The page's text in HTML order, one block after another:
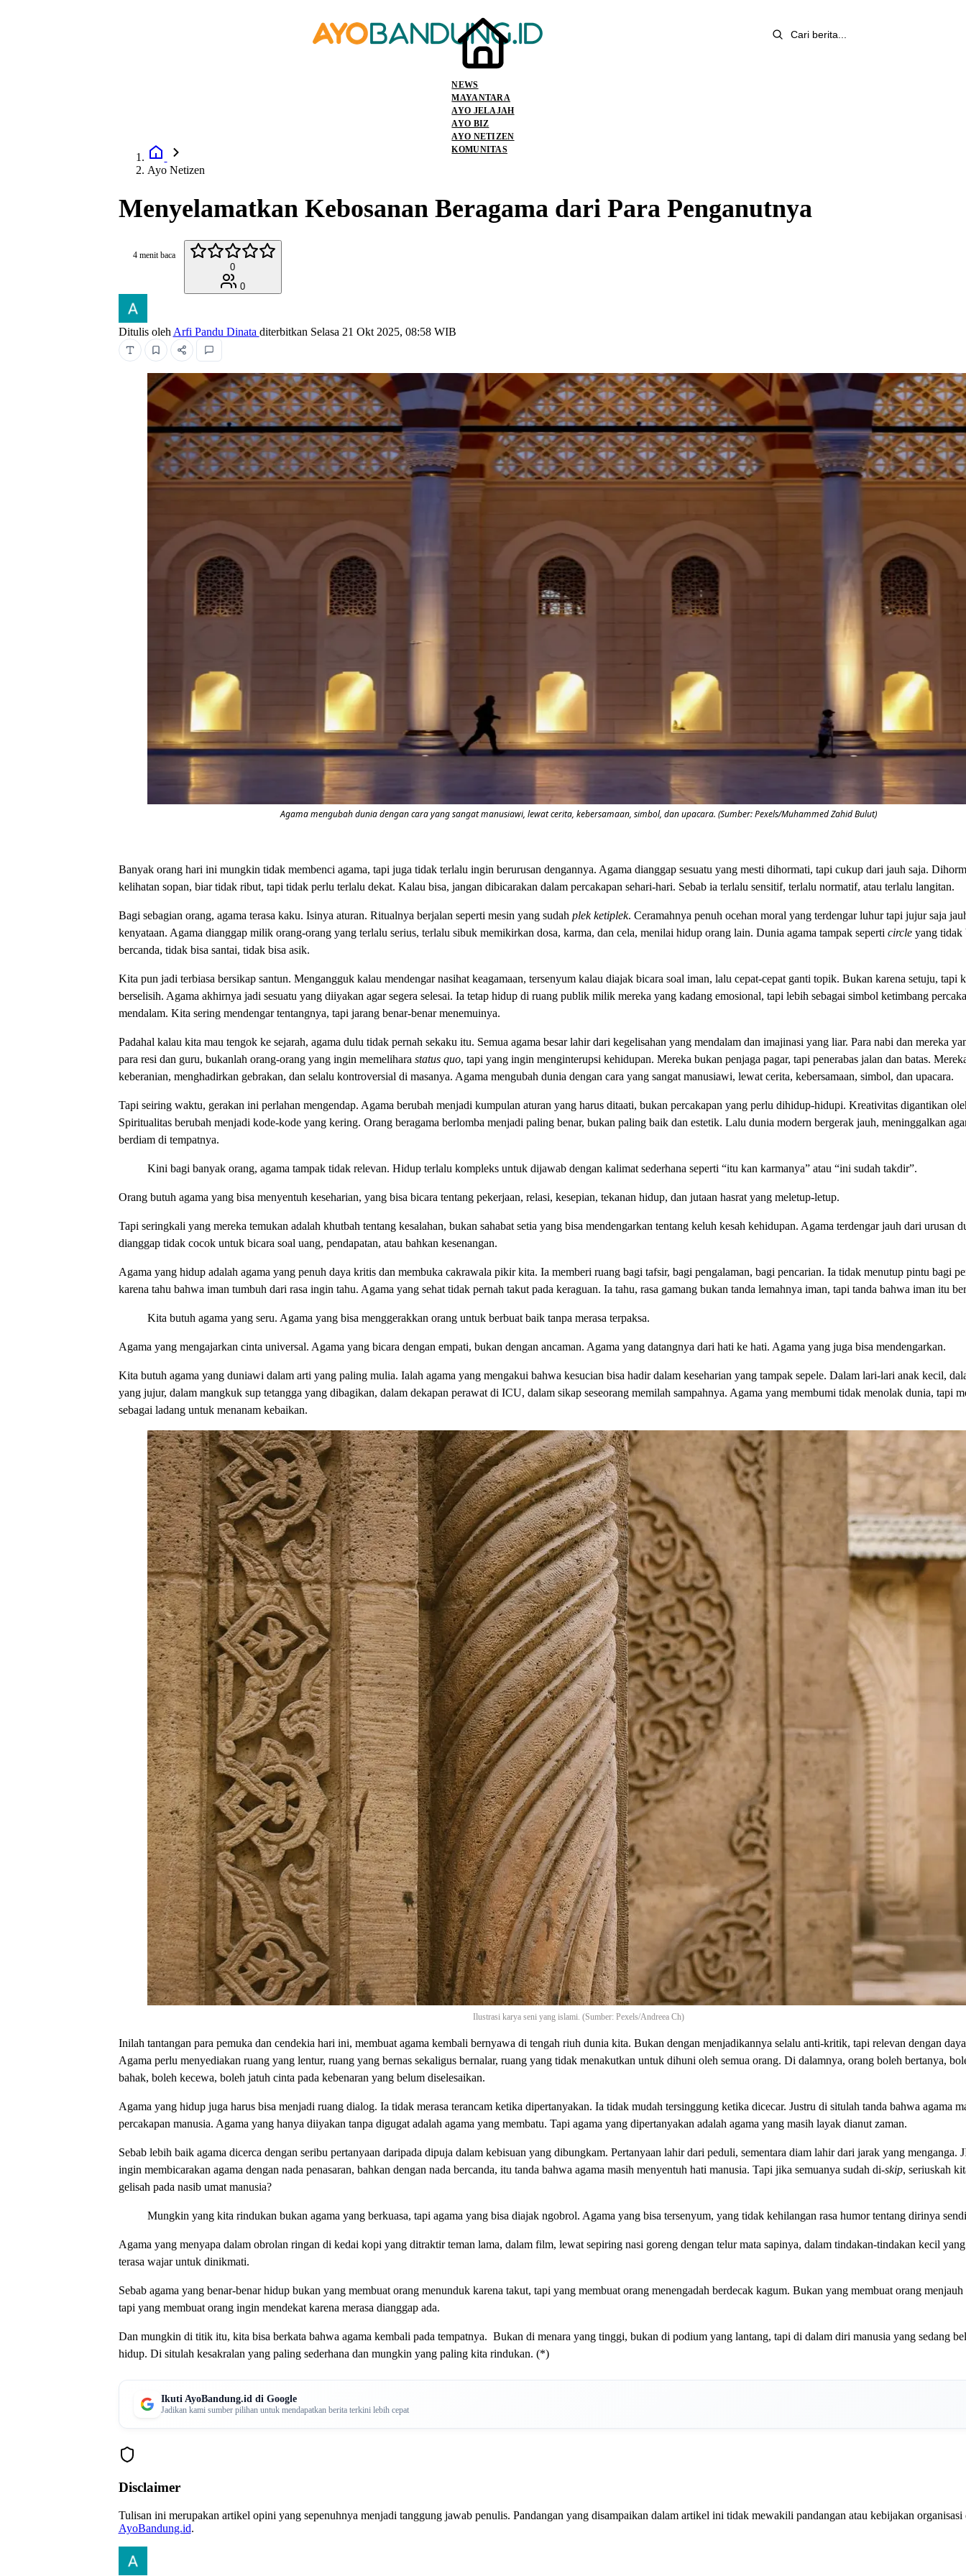
NEWS
MAYANTARA
AYO JELAJAH
AYO BIZ
AYO NETIZEN
KOMUNITAS
Ayo Netizen
Menyelamatkan Kebosanan Beragama dari Para Penganutnya
4 menit baca
0
0
Ditulis oleh Arfi Pandu Dinata diterbitkan Selasa 21 Okt 2025, 08:58 WIB
Agama mengubah dunia dengan cara yang sangat manusiawi, lewat cerita, kebersamaan, simbol, dan upacara. (Sumber: Pexels/Muhammed Zahid Bulut)
Banyak orang hari ini mungkin tidak membenci agama, tapi juga tidak terlalu ingin berurusan dengannya. Agama dianggap sesuatu yang mesti dihormati, tapi cukup dari jauh saja.
kelihatan sopan, biar tidak ribut, tapi tidak perlu terlalu dekat. Kalau bisa, jangan dibicarakan dalam percakapan sehari-hari. Sebab ia terlalu sensitif, terlalu normatif, atau terlalu langitan.
Bagi sebagian orang, agama terasa kaku. Isinya aturan. Ritualnya berjalan seperti mesin yang sudah plek ketiplek. Ceramahnya penuh ocehan moral yang terdengar luhur tapi jujur saja
kenyataan. Agama dianggap milik orang-orang yang terlalu serius, terlalu sibuk memikirkan dosa, karma, dan cela, menilai hidup orang lain. Dunia agama tampak seperti circleyang tidak
bercanda, tidak bisa santai, tidak bisa asik.
Kita pun jadi terbiasa bersikap santun. Mengangguk kalau mendengar nasihat keagamaan, tersenyum kalau diajak bicara soal iman, lalu cepat-cepat ganti topik. Bukan karena setuju, tapi
berselisih. Agama akhirnya jadi sesuatu yang diiyakan agar segera selesai. Ia tetap hidup di ruang publik milik mereka yang kadang emosional, tapi lebih sebagai simbol ketimbang
mendalam. Kita sering mendengar tentangnya, tapi jarang benar-benar menemuinya.
Padahal kalau kita mau tengok ke sejarah, agama dulu tidak pernah sekaku itu. Semua agama besar lahir dari kegelisahan yang mendalam dan imajinasi yang liar. Para nabi dan mereka
para resi dan guru, bukanlah orang-orang yang ingin memelihara status quo, tapi yang ingin menginterupsi kehidupan. Mereka bukan penjaga pagar, tapi penerabas jalan dan batas.
keberanian, menghadirkan gebrakan, dan selalu kontroversial di masanya. Agama mengubah dunia dengan cara yang sangat manusiawi, lewat cerita, kebersamaan, simbol, dan upacara.
Tapi seiring waktu, gerakan ini perlahan mengendap. Agama berubah menjadi kumpulan aturan yang harus ditaati, bukan percakapan yang perlu dihidup-hidupi. Kreativitas digantikan
Spiritualitas berubah menjadi kode-kode yang kering. Orang beragama berlomba menjadi paling benar, bukan paling baik dan estetik. Lalu dunia modern bergerak jauh, meninggalkan
berdiam di tempatnya.
Kini bagi banyak orang, agama tampak tidak relevan. Hidup terlalu kompleks untuk dijawab dengan kalimat sederhana seperti “itu kan karmanya” atau “ini sudah takdir”.
Orang butuh agama yang bisa menyentuh keseharian, yang bisa bicara tentang pekerjaan, relasi, kesepian, tekanan hidup, dan jutaan hasrat yang meletup-letup.
Tapi seringkali yang mereka temukan adalah khutbah tentang kesalahan, bukan sahabat setia yang bisa mendengarkan tentang keluh kesah kehidupan. Agama terdengar jauh dari urusan
dianggap tidak cocok untuk bicara soal uang, pendapatan, atau bahkan kesenangan.
Agama yang hidup adalah agama yang penuh daya kritis dan membuka cakrawala pikir kita. Ia memberi ruang bagi tafsir, bagi pengalaman, bagi pencarian. Ia tidak menutup pintu bagi
karena tahu bahwa iman tumbuh dari rasa ingin tahu. Agama yang sehat tidak pernah takut pada keraguan. Ia tahu, rasa gamang bukan tanda lemahnya iman, tapi tanda bahwa iman itu
Kita butuh agama yang seru. Agama yang bisa menggerakkan orang untuk berbuat baik tanpa merasa terpaksa.
Agama yang mengajarkan cinta universal. Agama yang bicara dengan empati, bukan dengan ancaman. Agama yang datangnya dari hati ke hati. Agama yang juga bisa mendengarkan.
Kita butuh agama yang duniawi dalam arti yang paling mulia. Ialah agama yang mengakui bahwa kesucian bisa hadir dalam keseharian yang tampak sepele. Dalam lari-lari anak kecil,
yang jujur, dalam mangkuk sup tetangga yang dibagikan, dalam dekapan perawat di ICU, dalam sikap seseorang memilah sampahnya. Agama yang membumi tidak menolak dunia, tapi
sebagai ladang untuk menanam kebaikan.
Ilustrasi karya seni yang islami. (Sumber: Pexels/Andreea Ch)
Inilah tantangan para pemuka dan cendekia hari ini, membuat agama kembali bernyawa di tengah riuh dunia kita. Bukan dengan menjadikannya selalu anti-kritik, tapi relevan dengan
Agama perlu menyediakan ruang yang lentur, ruang yang bernas sekaligus bernalar, ruang yang tidak menakutkan untuk dihuni oleh semua orang. Di dalamnya, orang boleh bertanya,
bahak, boleh kecewa, boleh jatuh cinta pada kebenaran yang belum diselesaikan.
Agama yang hidup juga harus bisa menjadi ruang dialog. Ia tidak merasa terancam ketika dipertanyakan. Ia tidak mudah tersinggung ketika dicecar. Justru di situlah tanda bahwa agama
percakapan manusia. Agama yang hanya diiyakan tanpa digugat adalah agama yang membatu. Tapi agama yang dipertanyakan adalah agama yang masih layak dianut zaman.
Sebab lebih baik agama dicerca dengan seribu pertanyaan daripada dipuja dalam kebisuan yang dibungkam. Pertanyaan lahir dari peduli, sementara diam lahir dari jarak yang menganga.
ingin membicarakan agama dengan nada penasaran, bahkan dengan nada bercanda, itu tanda bahwa agama masih menyentuh hati manusia. Tapi jika semuanya sudah di-skip, seriuskah
gelisah pada nasib umat manusia?
Mungkin yang kita rindukan bukan agama yang berkuasa, tapi agama yang bisa diajak ngobrol. Agama yang bisa tersenyum, yang tidak kehilangan rasa humor tentang dirinya
Agama yang menyapa dalam obrolan ringan di kedai kopi yang ditraktir teman lama, dalam film, lewat sepiring nasi goreng dengan telur mata sapinya, dalam tindakan-tindakan kecil
terasa wajar untuk dinikmati.
Sebab agama yang benar-benar hidup bukan yang membuat orang menunduk karena takut, tapi yang membuat orang menengadah berdecak kagum. Bukan yang membuat orang menjauh
tapi yang membuat orang ingin mendekat karena merasa dianggap ada.
Dan mungkin di titik itu, kita bisa berkata bahwa agama kembali pada tempatnya. Bukan di menara yang tinggi, bukan di podium yang lantang, tapi di dalam diri manusia yang sedang
hidup. Di situlah kesakralan yang paling sederhana dan mungkin yang paling kita rindukan. (*)
Ikuti AyoBandung.id di Google
Jadikan kami sumber pilihan untuk mendapatkan berita terkini lebih cepat
Disclaimer
Tulisan ini merupakan artikel opini yang sepenuhnya menjadi tanggung jawab penulis. Pandangan yang disampaikan dalam artikel ini tidak mewakili pandangan atau kebijakan organisasi
AyoBandung.id.